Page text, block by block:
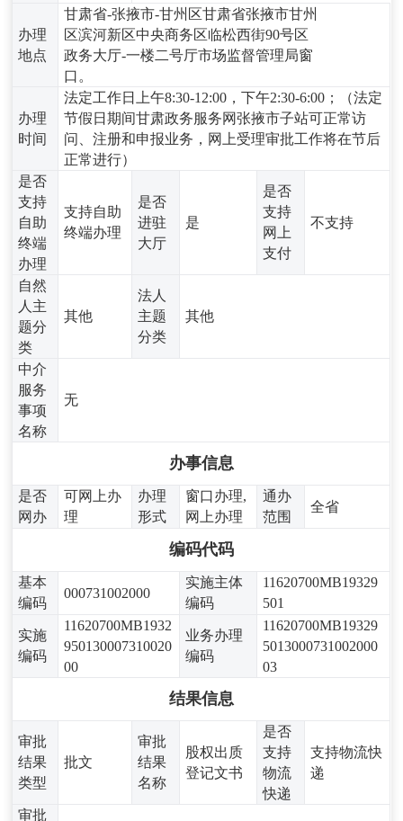
办理
地点
甘肃省-张掖市-甘州区甘肃省张掖市甘州
区滨河新区中央商务区临松西街90号区
政务大厅-一楼二号厅市场监督管理局窗
口。
办理
时间
法定工作日上午8:30-12:00，下午2:30-6:00；（法定
节假日期间甘肃政务服务网张掖市子站可正常访
问、注册和申报业务，网上受理审批工作将在节后
正常进行）
是否
支持
自助
终端
办理
支持自助
终端办理
是否
进驻
大厅
是
是否
支持
网上
支付
不支持
自然
人主
题分
类
其他
法人
主题
分类
其他
中介
服务
事项
名称
无
办事信息
是否
网办
可网上办
理
办理
形式
窗口办理,
网上办理
通办
范围
全省
编码代码
基本
编码
000731002000
实施主体
编码
11620700MB19329
501
实施
编码
11620700MB1932
950130007310020
00
业务办理
编码
11620700MB19329
5013000731002000
03
结果信息
审批
结果
类型
批文
审批
结果
名称
股权出质
登记文书
是否
支持
物流
快递
支持物流快
递
审批